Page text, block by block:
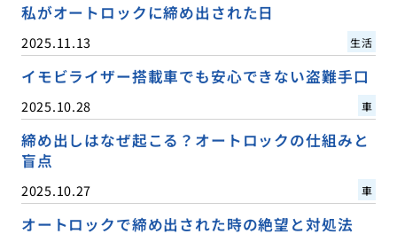
私がオートロックに締め出された日
2025.11.13 生活
イモビライザー搭載車でも安心できない盗難手口
2025.10.28 車
締め出しはなぜ起こる？オートロックの仕組みと
盲点
2025.10.27 車
オートロックで締め出された時の絶望と対処法